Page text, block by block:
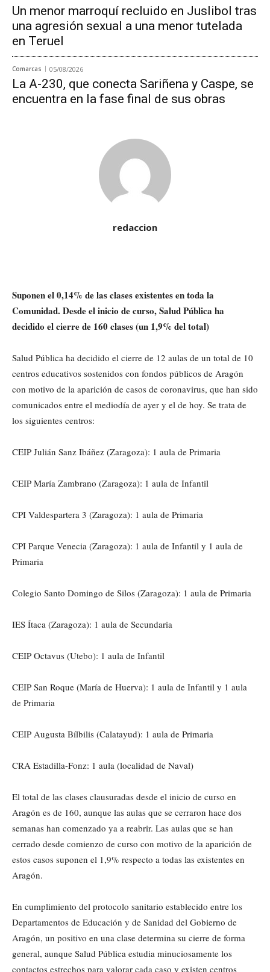
Un menor marroquí recluido en Juslibol tras
una agresión sexual a una menor tutelada
en Teruel
Comarcas 05/08/2026
La A-230, que conecta Sariñena y Caspe, se
encuentra en la fase final de sus obras
redaccion
Suponen el 0,14% de las clases existentes en toda la
Comunidad. Desde el inicio de curso, Salud Pública ha
decidido el cierre de 160 clases (un 1,9% del total)
Salud Pública ha decidido el cierre de 12 aulas de un total de 10
centros educativos sostenidos con fondos públicos de Aragón
con motivo de la aparición de casos de coronavirus, que han sido
comunicados entre el mediodía de ayer y el de hoy. Se trata de
los siguientes centros:
CEIP Julián Sanz Ibáñez (Zaragoza): 1 aula de Primaria
CEIP María Zambrano (Zaragoza): 1 aula de Infantil
CPI Valdespartera 3 (Zaragoza): 1 aula de Primaria
CPI Parque Venecia (Zaragoza): 1 aula de Infantil y 1 aula de
Primaria
Colegio Santo Domingo de Silos (Zaragoza): 1 aula de Primaria
IES Ítaca (Zaragoza): 1 aula de Secundaria
CEIP Octavus (Utebo): 1 aula de Infantil
CEIP San Roque (María de Huerva): 1 aula de Infantil y 1 aula
de Primaria
CEIP Augusta Bílbilis (Calatayud): 1 aula de Primaria
CRA Estadilla-Fonz: 1 aula (localidad de Naval)
El total de las clases clausuradas desde el inicio de curso en
Aragón es de 160, aunque las aulas que se cerraron hace dos
semanas han comenzado ya a reabrir. Las aulas que se han
cerrado desde comienzo de curso con motivo de la aparición de
estos casos suponen el 1,9% respecto a todas las existentes en
Aragón.
En cumplimiento del protocolo sanitario establecido entre los
Departamentos de Educación y de Sanidad del Gobierno de
Aragón, un positivo en una clase determina su cierre de forma
general, aunque Salud Pública estudia minuciosamente los
contactos estrechos para valorar cada caso y existen centros